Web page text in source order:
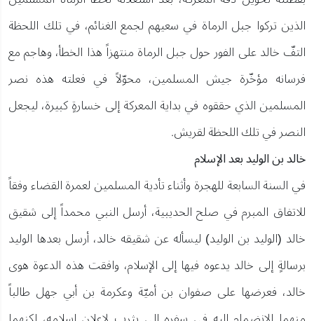
الذين تركوا جبل الرماة في سعيهم لجمع الغنائم، في تلك اللحظة
التفّ خالد على الفور حول جبل الرماة منتهزاً هذا الخطأ، وهاجم مع
فرسانه مؤخّرة جيش المسلمين، محوّلاً في فعلته هذه نصر
المسلمين الذي حققوه في بداية المعركة إلى خسارةٍ كبيرة، ليجعل
النصر في تلك اللحظة لقريش.
خالد بن الوليد بعد الإسلام
في السنة السابعة للهجرة وأثناء تأدية المسلمين لعمرة القضاء وفقاً
للاتفاق المبرم في صلح الحديبية، أرسل النبي محمداً إلى شقيق
خالد (الوليد بن الوليد) ليسأله عن شقيقه خالد، أرسل بعدها الوليد
برسالةٍ إلى خالد يدعوه فيها إلى الإسلام، وافقت هذه الدعوة هوى
خالد، فعرضها على صفوان بن أميّة وعكرمة بن أبي جهل طالباً